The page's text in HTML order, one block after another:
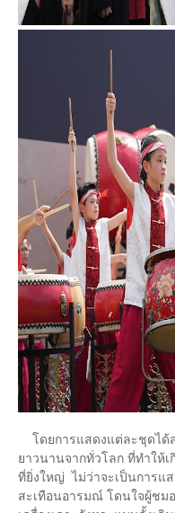
โดยการแสดงแต่ละชุดได้
ยาวนานจากทั่วโลก ที่ทำให้
ที่ยิ่งใหญ่ ไม่ว่าจะเป็นการแ
สะเทือนอารมณ์ โดนใจผู้ชม